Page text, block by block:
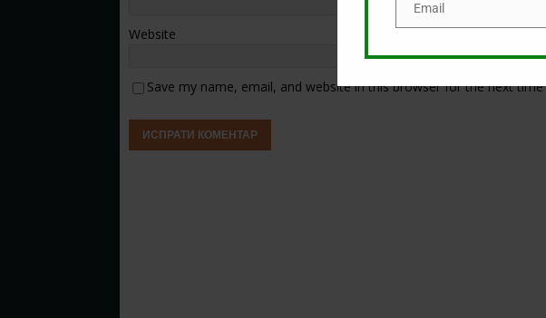
Website
Save my name, email, and website in this browser for the next
EmailEmail